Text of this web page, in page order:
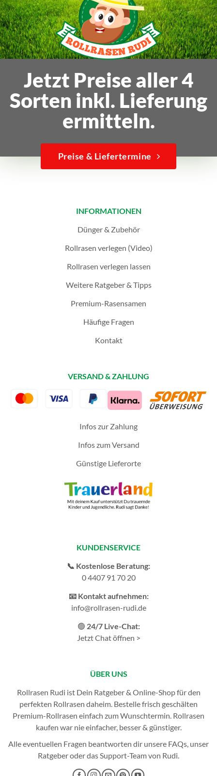
Jetzt Preise aller 4
Sorten inkl. Lieferung
ermitteln.
Preise & Liefertermine
INFORMATIONEN
Dünger & Zubehör
Rollrasen verlegen (Video)
Rollrasen verlegen lassen
Weitere Ratgeber & Tipps
Premium-Rasensamen
Häufige Fragen
Kontakt
VERSAND & ZAHLUNG
Infos zur Zahlung
Infos zum Versand
Günstige Lieferorte
KUNDENSERVICE
📞 Kostenlose Beratung:
0 4407 91 70 20
📧 Kontakt aufnehmen:
info@rollrasen-rudi.de
🟢 24/7 Live-Chat:
Jetzt Chat öffnen >
ÜBER UNS
Rollrasen Rudi ist Dein Ratgeber & Online-Shop für den
perfekten Rollrasen daheim. Bestelle frisch geschälten
Premium-Rollrasen einfach zum Wunschtermin. Rollrasen
kaufen war nie einfacher, besser & günstiger.
Alle eventuellen Fragen beantworten dir unsere FAQs , unser
Ratgeberoder das Support-Teamvon Rudi.